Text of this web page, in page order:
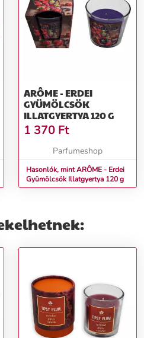
ARÔME - ERDEI
GYÜMÖLCSÖK
ILLATGYERTYA 120 G
1 370 Ft
Parfumeshop
Hasonlók, mint ARÔME - Erdei
Gyümölcsök Illatgyertya 120 g